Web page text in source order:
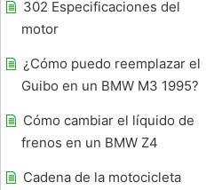
302 Especificaciones del
motor
¿Cómo puedo reemplazar el
Guibo en un BMW M3 1995?
Cómo cambiar el líquido de
frenos en un BMW Z4
Cadena de la motocicleta